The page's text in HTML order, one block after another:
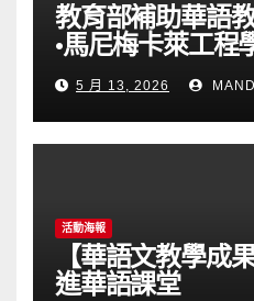
教育部補助華語
•馬尼梅卡萊工程
Perumal
College of
Tech)任教通告
5 月 13, 2026
活動海報
【華語文教學成
進華語課堂